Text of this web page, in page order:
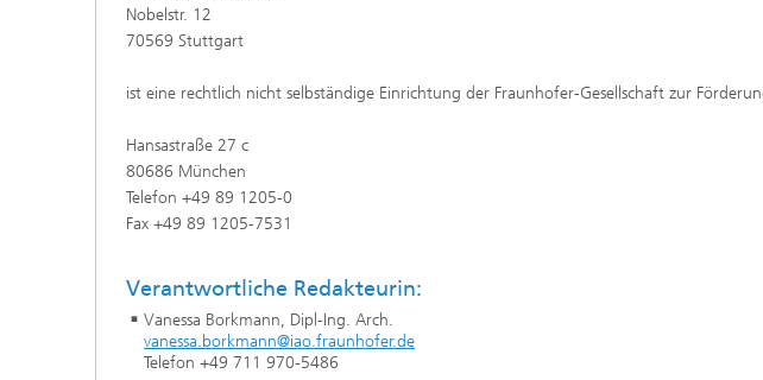
Nobelstr. 12
70569 Stuttgart
ist eine rechtlich nicht selbständige Einrichtung der Fraunhofer-Gesellschaft zur
Hansastraße 27 c
80686 München
Telefon +49 89 1205-0
Fax +49 89 1205-7531
Verantwortliche Redakteurin:
Vanessa Borkmann, Dipl-Ing. Arch.
vanessa.borkmann@iao.fraunhofer.de
Telefon +49 711 970-5486